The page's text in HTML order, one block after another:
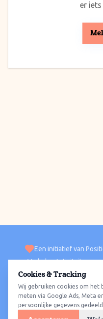
er
Een initiatief van
VerhalenActiviteiten
Alle wijkenAlmere Haven
Almere HoutAlmere
Cookies & Tracking
Wij gebruiken cookies om het
meten via Google Ads, Meta
persoonlijke gegevens